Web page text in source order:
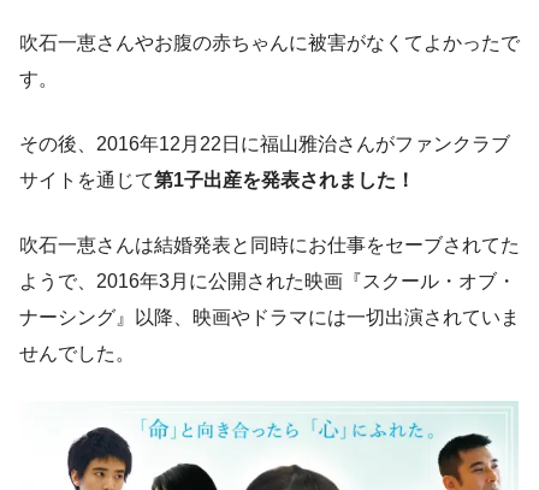
吹石一恵さんやお腹の赤ちゃんに被害がなくてよかったで
す。
その後、2016年12月22日に福山雅治さんがファンクラブ
サイトを通じて第1子出産を発表されました ！
吹石一恵さんは結婚発表と同時にお仕事をセーブされてた
ようで、2016年3月に公開された映画『スクール・オブ・
ナーシング』以降、映画やドラマには一切出演されていま
せんでした。